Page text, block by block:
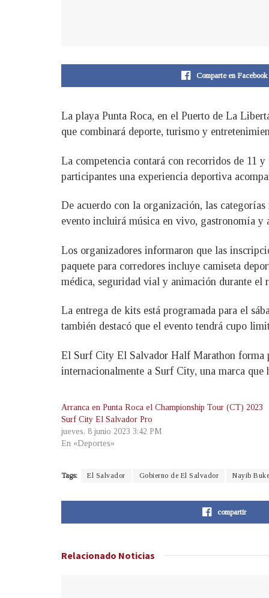
Comparte en Facebook
La playa Punta Roca, en el Puerto de La
que combinará deporte, turismo y
La competencia contará con recorridos de 11
participantes una experiencia deportiva
De acuerdo con la organización, las
evento incluirá música en vivo, gastronomía y
Los organizadores informaron que las
paquete para corredores incluye camiseta
médica, seguridad vial y animación durante el
La entrega de kits está programada para el
también destacó que el evento tendrá cupo
El Surf City El Salvador Half Marathon forma
internacionalmente a Surf City, una marca
Arranca en Punta Roca el Championship Tour (CT) 2023
Surf City El Salvador Pro
jueves, 8 junio 2023 3:42 PM
En «Deportes»
Tags: El Salvador Gobierno de El Salvador Nayib
compartir
Relacionado Noticias